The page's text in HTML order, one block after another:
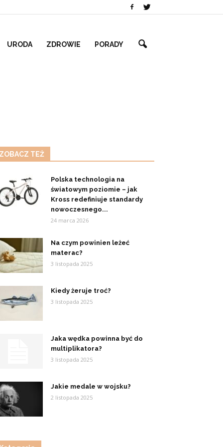
URODA ZDROWIE PORADY
ZOBACZ TEŻ
Polska technologia na
światowym poziomie – jak
Kross redefiniuje standardy
nowoczesnego...
24 marca 2026
Na czym powinien leżeć
materac?
3 listopada 2025
Kiedy żeruje troć?
3 listopada 2025
Jaka wędka powinna być do
multiplikatora?
3 listopada 2025
Jakie medale w wojsku?
2 listopada 2025